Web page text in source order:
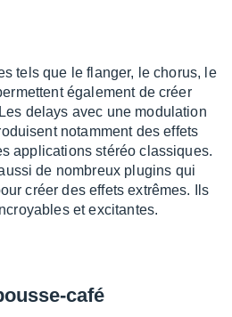
tels que le flan­ger, le chorus, le
égale­ment de créer
delays avec une modu­la­tion
notam­ment des effets
appli­ca­tions stéréo clas­siques.
de nombreux plugins qui
créer des effets extrêmes. Ils
et exci­tantes.
café